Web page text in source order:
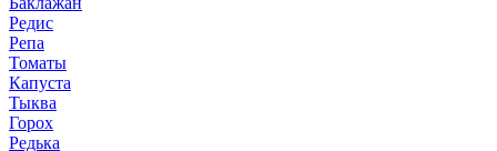
Редис
Репа
Томаты
Капуста
Тыква
Горох
Редька